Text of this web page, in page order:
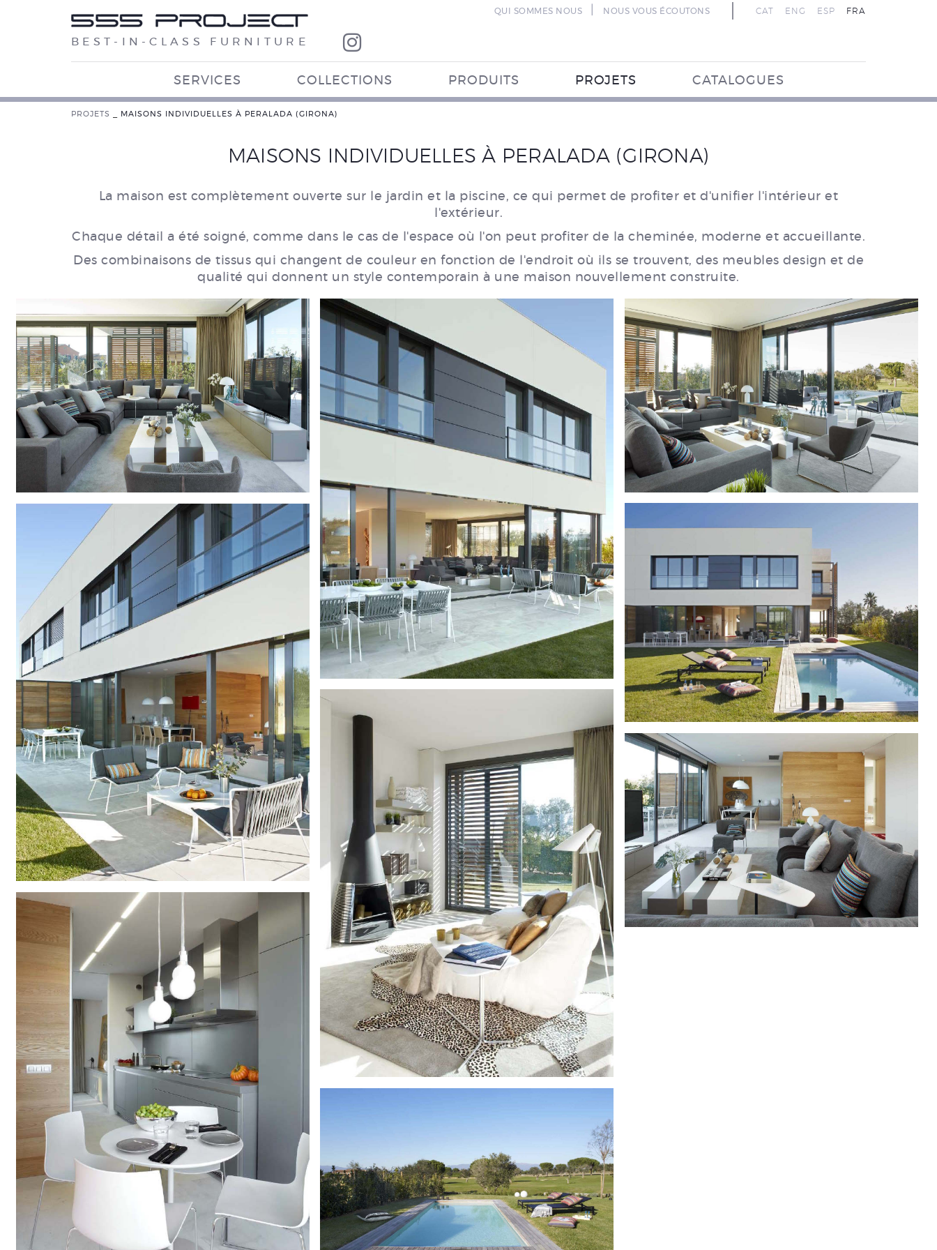
BEST-IN-CLASS FURNITURE
CAT ENG ESP FRA
QUI SOMMES NOUS NOUS VOUS ÉCOUTONS
SERVICES COLLECTIONS PRODUITS PROJETS CATALOGUES
PROJETS MAISONS INDIVIDUELLES À PERALADA (GIRONA)
MAISONS INDIVIDUELLES À PERALADA (GIRONA)
La maison est complètement ouverte sur le jardin et la piscine, ce qui permet de profiter et d'unifier l'intérieur et
l'extérieur.
Chaque détail a été soigné, comme dans le cas de l'espace où l'on peut profiter de la cheminée, moderne et accueillante.
Des combinaisons de tissus qui changent de couleur en fonction de l'endroit où ils se trouvent, des meubles design et de
qualité qui donnent un style contemporain à une maison nouvellement construite.